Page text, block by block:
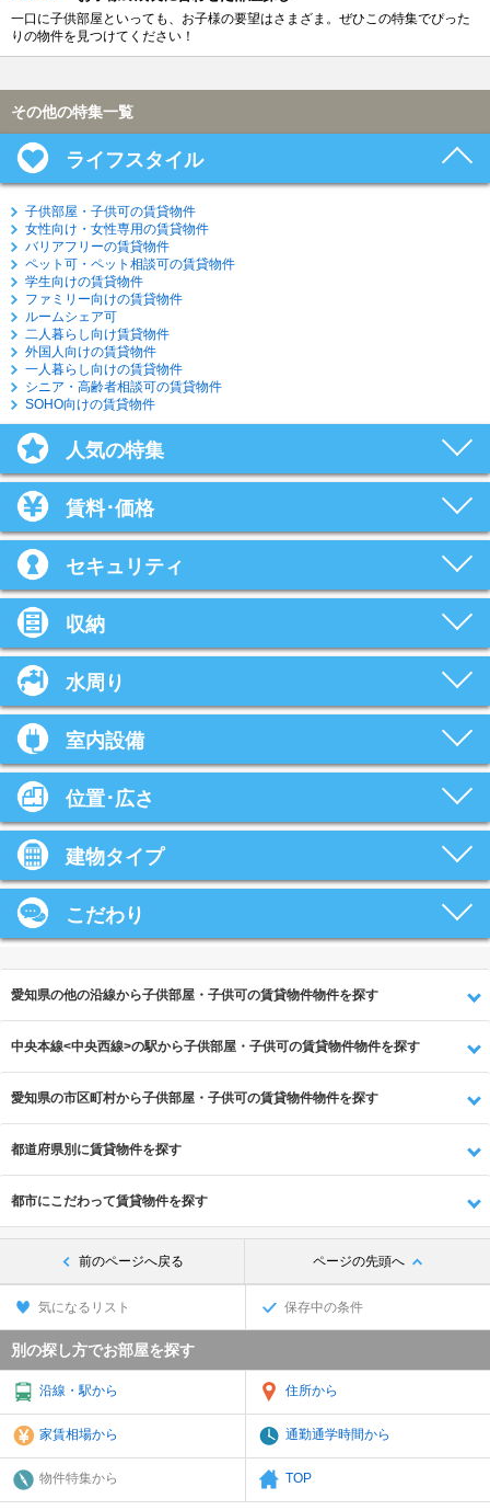
一口に子供部屋といっても、お子様の要望はさまざま。ぜひこの特集でぴった
りの物件を見つけてください！
その他の特集一覧
ライフスタイル
子供部屋・子供可の賃貸物件
女性向け・女性専用の賃貸物件
バリアフリーの賃貸物件
ペット可・ペット相談可の賃貸物件
学生向けの賃貸物件
ファミリー向けの賃貸物件
ルームシェア可
二人暮らし向け賃貸物件
外国人向けの賃貸物件
一人暮らし向けの賃貸物件
シニア・高齢者相談可の賃貸物件
SOHO向けの賃貸物件
人気の特集
賃料･価格
セキュリティ
収納
水周り
室内設備
位置･広さ
建物タイプ
こだわり
愛知県の他の沿線から子供部屋・子供可の賃貸物件物件を探す
中央本線<中央西線>の駅から子供部屋・子供可の賃貸物件物件を探す
愛知県の市区町村から子供部屋・子供可の賃貸物件物件を探す
都道府県別に賃貸物件を探す
都市にこだわって賃貸物件を探す
前のページへ戻る ページの先頭へ
気になるリスト 保存中の条件
別の探し方でお部屋を探す
沿線・駅から 住所から
家賃相場から 通勤通学時間から
物件特集から TOP